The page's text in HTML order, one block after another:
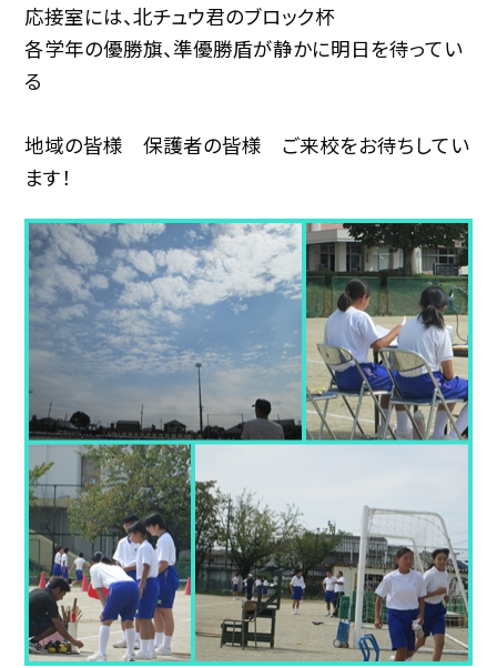
応接室には、北チュウ君のブロック杯
各学年の優勝旗、準優勝盾が静かに明日を待ってい
る
地域の皆様 保護者の皆様 ご来校をお待ちしてい
ます！